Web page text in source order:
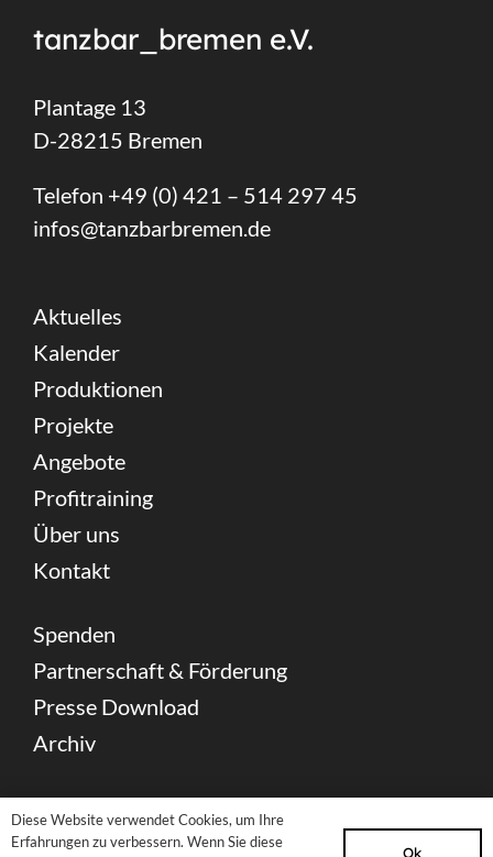
tanzbar_bremen e.V.
Plantage 13
D-28215 Bremen
Telefon +49 (0) 421 – 514 297 45
infos@tanzbarbremen.de
Aktuelles
Kalender
Produktionen
Projekte
Angebote
Profitraining
Über uns
Kontakt
Spenden
Partnerschaft & Förderung
Presse Download
Archiv
Newsletter
Sitemap
Diese Website verwendet Cookies, um Ihre
Erfahrungen zu verbessern. Wenn Sie diese
Ok